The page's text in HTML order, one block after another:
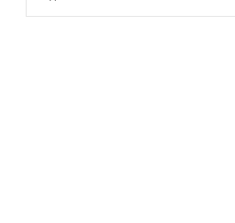
for